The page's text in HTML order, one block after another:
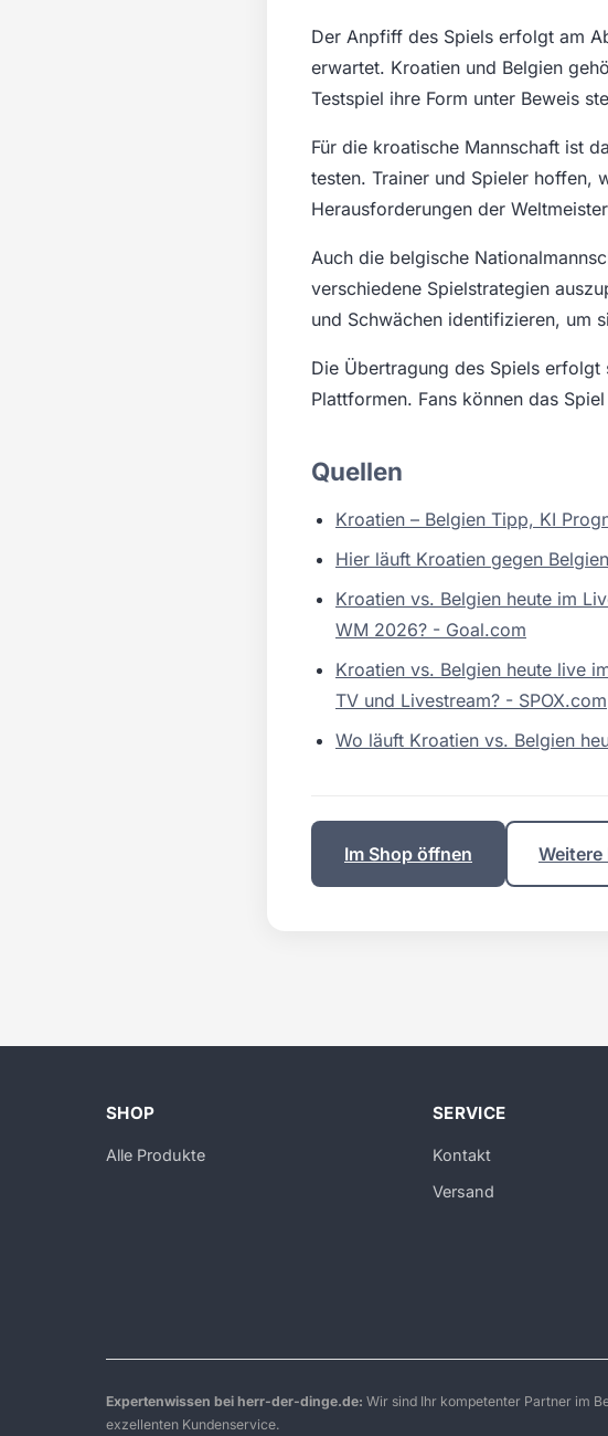
Der Anpfiff des Spiels erfolgt am
erwartet. Kroatien und Belgien
Testspiel ihre Form unter Beweis
Für die kroatische Mannschaft ist
testen. Trainer und Spieler hoffen,
Herausforderungen der
Auch die belgische
verschiedene Spielstrategien
und Schwächen identifizieren, um
Die Übertragung des Spiels
Plattformen. Fans können das
Quellen
Kroatien – Belgien Tipp, KI
Hier läuft Kroatien gegen
Kroatien vs. Belgien heute im
WM 2026? - Goal.com
Kroatien vs. Belgien heute live
TV und Livestream? - SPOX.com
Wo läuft Kroatien vs. Belgien
Im Shop öffnen Weitere
SHOP
Alle Produkte
SERVICE
Kontakt
Versand
Expertenwissen bei herr-der-dinge.de: Wir sind Ihr kompetenter Partner im
exzellenten Kundenservice.